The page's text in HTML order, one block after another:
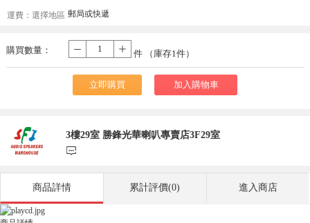
運費： 選擇地區 郵局或快遞
購買數量：
- 件 （庫存1件）
立即購買 加入購物車
3樓29室 勝鋒光華喇叭專賣店3F29室
󰃨
商品詳情 累計評價(0) 進入商店